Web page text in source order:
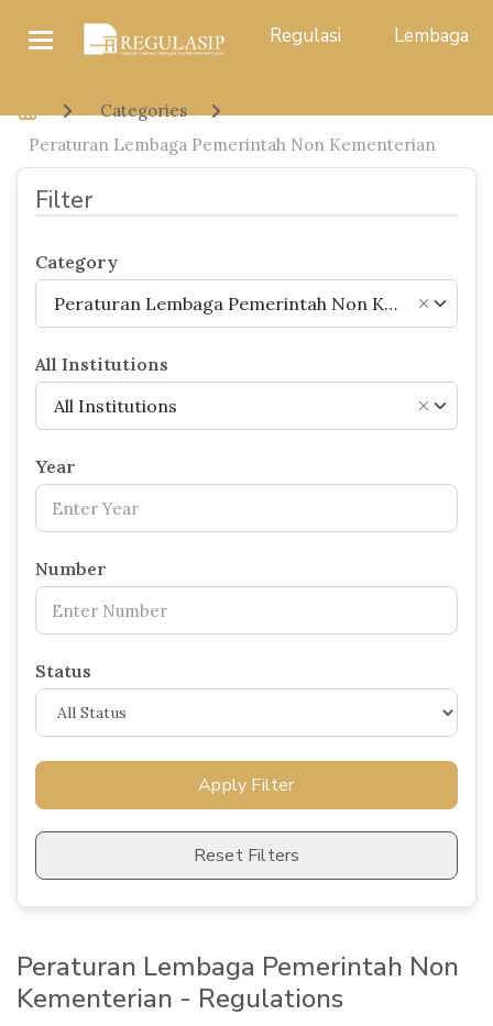
Regulasi Lembaga
Categories
Peraturan Lembaga Pemerintah Non Kementerian
Filter
Category
×
Peraturan Lembaga Pemerintah Non Kementerian
All Institutions
×
All Institutions
Year
Number
Status
Apply Filter
Reset Filters
Peraturan Lembaga Pemerintah Non
Kementerian - Regulations